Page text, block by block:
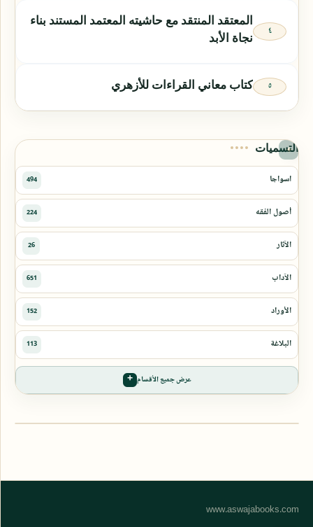
المعتقد المنتقد مع حاشيته المعتمد المستند بناء
نجاة الأبد
كتاب معاني القراءات للأزهري
التسميات
عرض جميع الأقسام